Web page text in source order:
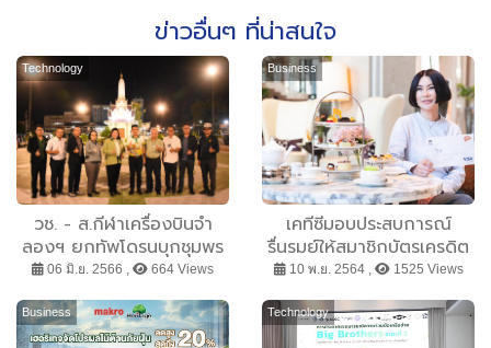
ข่าวอื่นๆ ที่น่าสนใจ
Technology
วช. - ส.กีฬาเครื่องบินจำ
ลองฯ ยกทัพโดรนบุกชุมพร
จัดถ่ายทอดเทคโนโลยีโดรน
แปรอักษรภาคใต้ ครั้งที่ 1
06 มิ.ย. 2566 , 664 Views
Business
เคทีซีมอบประสบการณ์
รื่นรมย์ให้สมาชิกบัตรเครดิต
เคทีซี วีซ่า นั่งชิลจิบชายาม
บ่ายที่ 8 โรงแรมชั้นนำ
พร้อมรับส่วนลดสูงสุด 25%
10 พ.ย. 2564 , 1525 Views
Business Technology